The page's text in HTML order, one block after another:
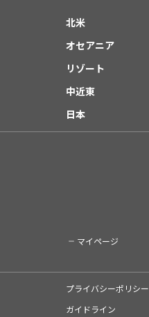
北米
オセアニア
リゾート
中近東
日本
マイページ
プライバシーポリシー
ガイドライン